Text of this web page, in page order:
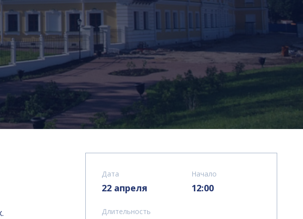
Дата
22 апреля
Начало
12:00
Длительность